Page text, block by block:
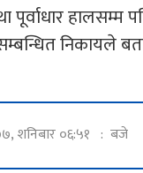
पूर्वाधार
निकायले
शनिबार ०६:५१ : बजे